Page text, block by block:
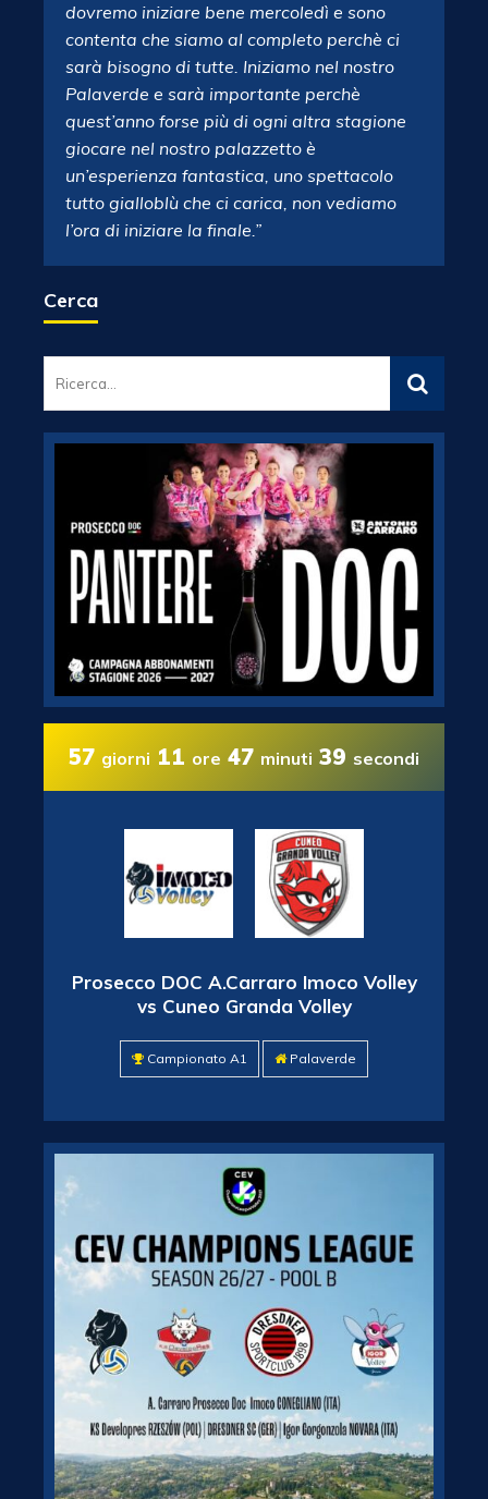
dovremo iniziare bene mercoledì e sono
contenta che siamo al completo perchè ci
sarà bisogno di tutte. Iniziamo nel nostro
Palaverde e sarà importante perchè
quest’anno forse più di ogni altra stagione
giocare nel nostro palazzetto è
un’esperienza fantastica, uno spettacolo
tutto gialloblù che ci carica, non vediamo
l’ora di iniziare la finale.”
Cerca
57 giorni 11 ore 47 minuti 38 secondi
Prosecco DOC A.Carraro Imoco Volley
vs Cuneo Granda Volley
Campionato A1 Palaverde